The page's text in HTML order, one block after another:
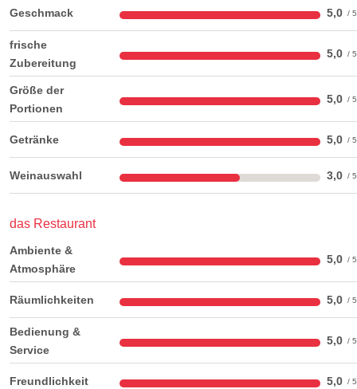
Geschmack 5,0
frische
Zubereitung
5,0
Größe der
Portionen
5,0
Getränke 5,0
Weinauswahl 3,0
das Restaurant
Ambiente &
Atmosphäre
5,0
Räumlichkeiten 5,0
Bedienung &
Service
5,0
Freundlichkeit 5,0